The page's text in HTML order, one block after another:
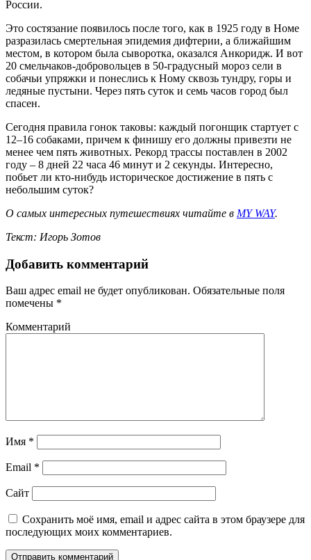
России.
Это состязание появилось после того, как в 1925 году в Номе
разразилась смертельная эпидемия дифтерии, а ближайшим
местом, в котором была сыворотка, оказался Анкоридж. И вот
20 смельчаков-добровольцев в 50-градусный мороз сели в
собачьи упряжки и понеслись к Ному сквозь тундру, горы и
ледяные пустыни. Через пять суток и семь часов город был
спасен.
Сегодня правила гонок таковы: каждый погонщик стартует с
12–16 собаками, причем к финишу его должны привезти не
менее чем пять животных. Рекорд трассы поставлен в 2002
году – 8 дней 22 часа 46 минут и 2 секунды. Интересно,
побьет ли кто-нибудь историческое достижение в пять с
небольшим суток?
О самых интересных путешествиях читайте в MY WAY.
Текст: Игорь Зотов
Добавить комментарий
Ваш адрес email не будет опубликован. Обязательные поля
помечены *
Комментарий
Имя *
Email *
Сайт
Сохранить моё имя, email и адрес сайта в этом браузере для
последующих моих комментариев.